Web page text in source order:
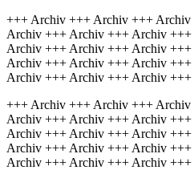
+++ Archiv +++ Archiv +++
Archiv +++ Archiv +++ Archiv
Archiv +++ Archiv +++ Archiv
Archiv +++ Archiv +++ Archiv
Archiv +++ Archiv +++ Archiv
+++ Archiv +++ Archiv +++
Archiv +++ Archiv +++ Archiv
Archiv +++ Archiv +++ Archiv
Archiv +++ Archiv +++ Archiv
Archiv +++ Archiv +++ Archiv